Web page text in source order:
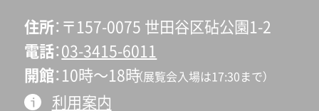
住所 〒157-0075 世田谷区砧公園1-2
電話 03-3415-6011
開館 10時〜18時（展覧会入場は17:30まで）
利用案内